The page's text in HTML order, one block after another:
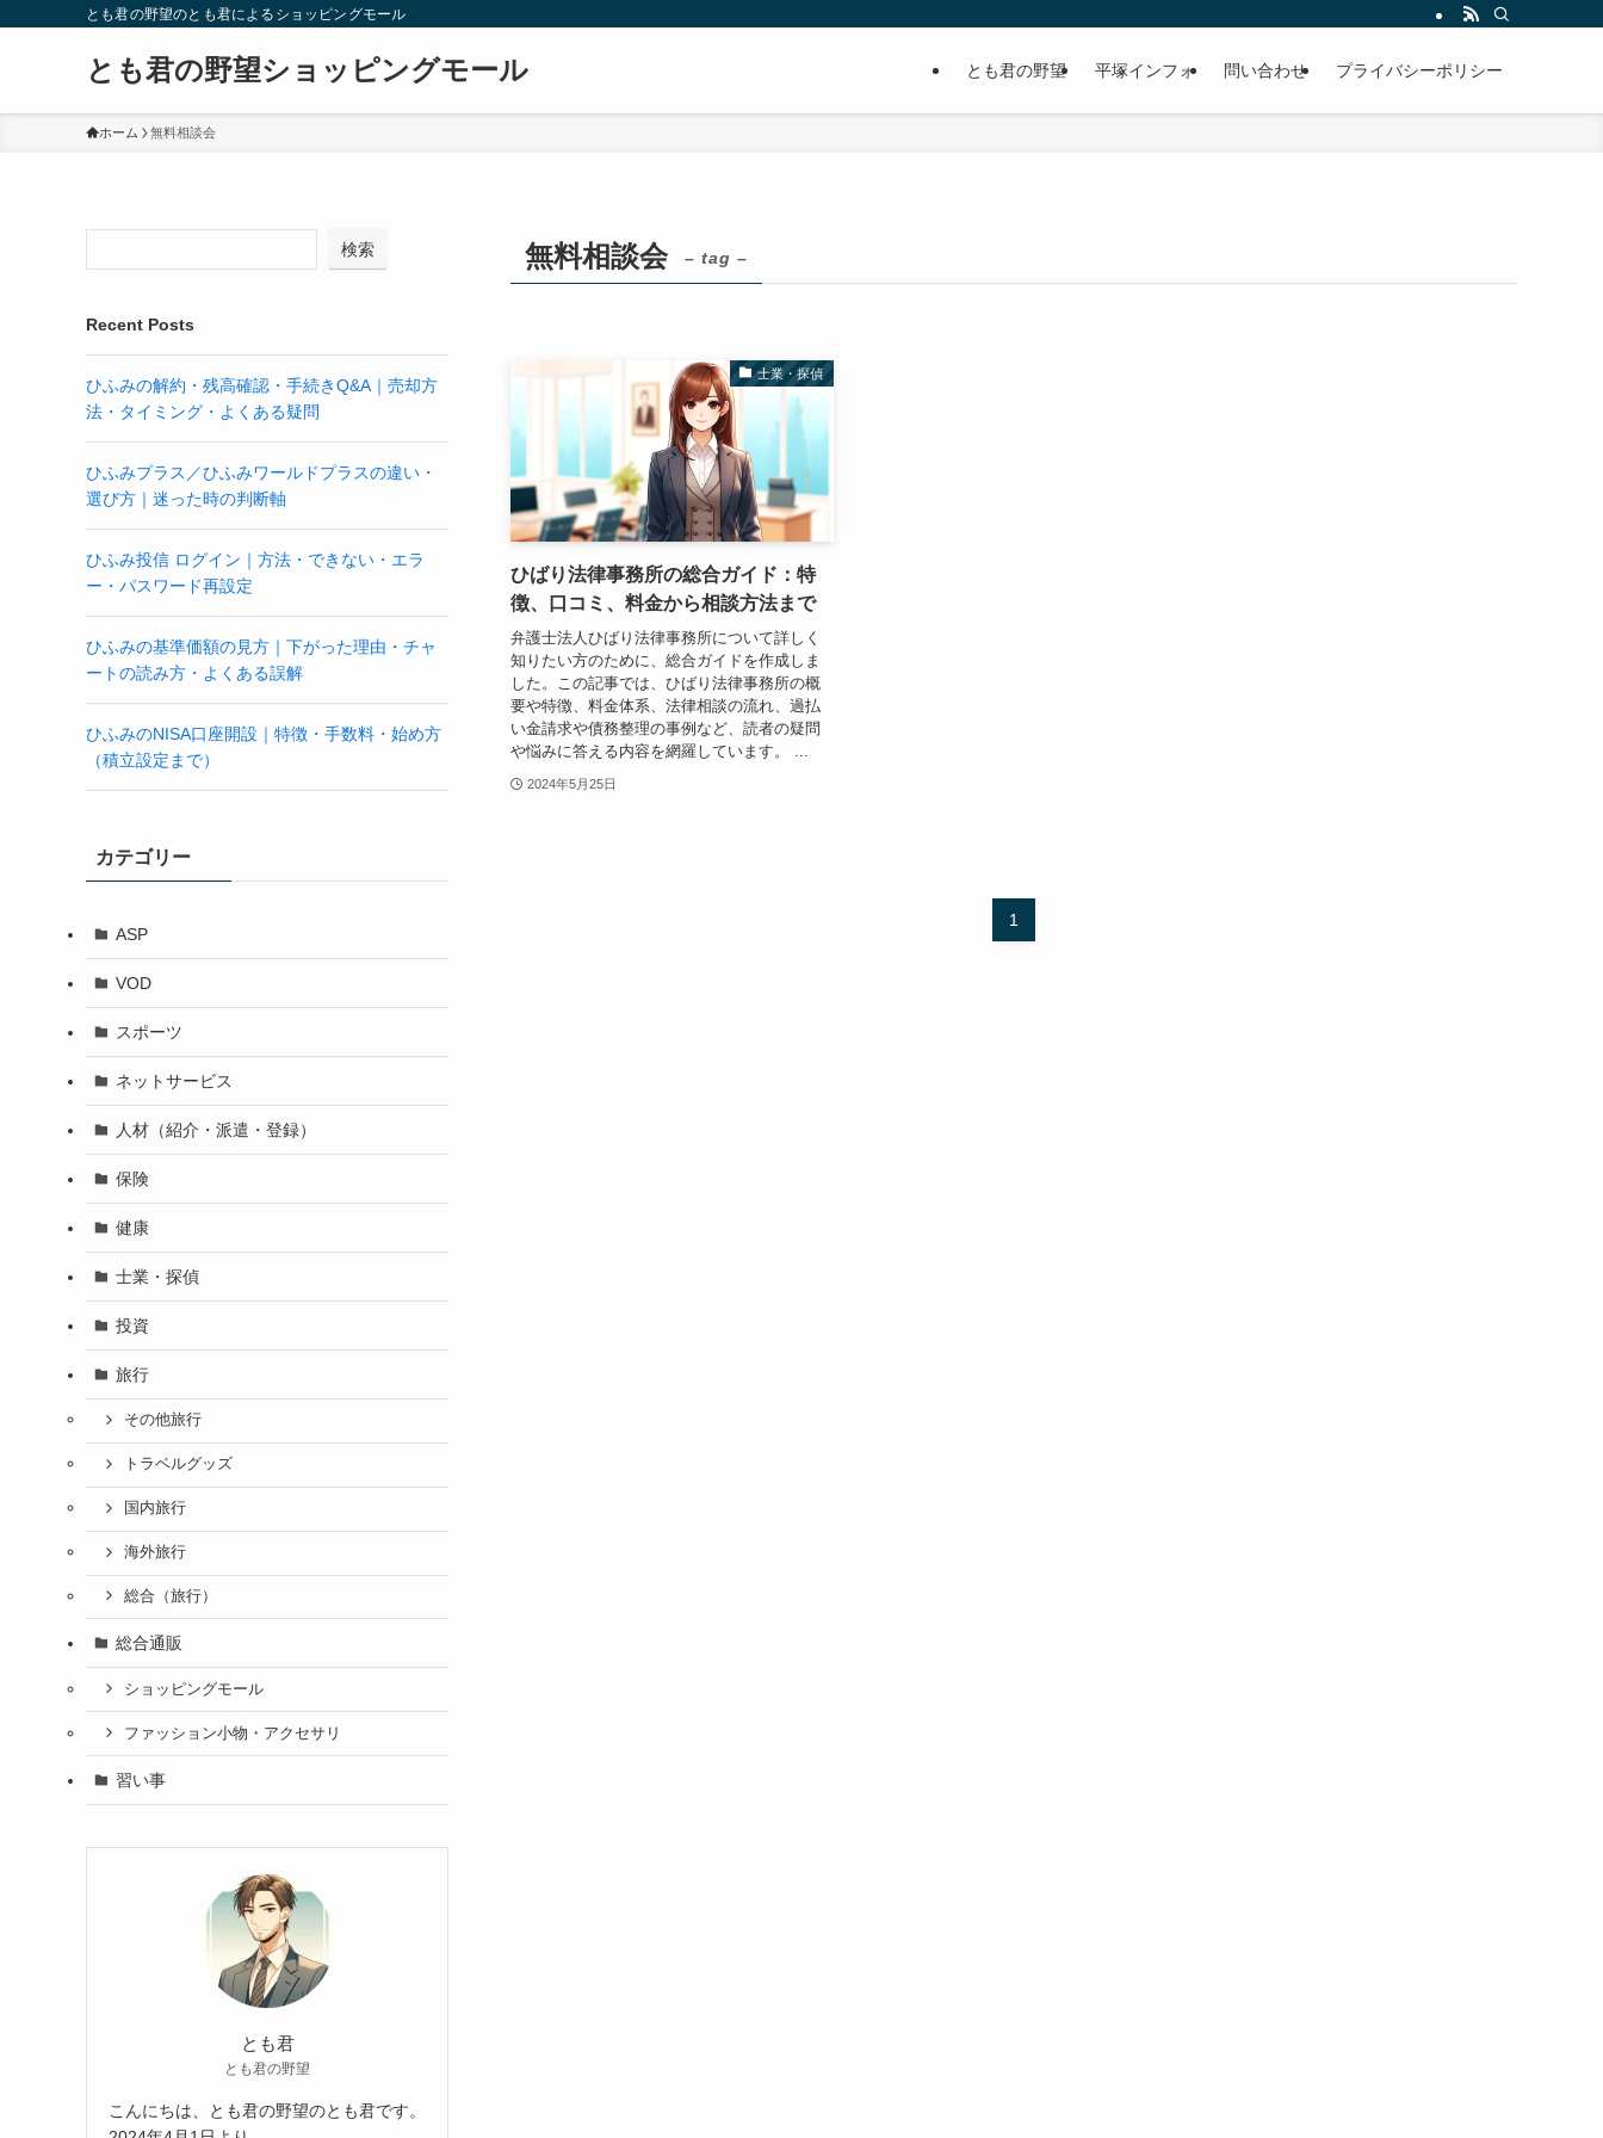
とも君の野望のとも君によるショッピングモール
とも君の野望ショッピングモール とも君の野望 平塚インフォ 問い合わせ プライバシーポリシー
ホーム 無料相談会
無料相談会 – tag –
士業・探偵
ひばり法律事務所の総合ガイド：特
徴、口コミ、料金から相談方法まで
弁護士法人ひばり法律事務所について詳しく
知りたい方のために、総合ガイドを作成しま
した。この記事では、ひばり法律事務所の概
要や特徴、料金体系、法律相談の流れ、過払
い金請求や債務整理の事例など、読者の疑問
や悩みに答える内容を網羅しています。 ...
2024年5月25日
1
検索
Recent Posts
ひふみの解約・残高確認・手続きQ&A｜売却方
法・タイミング・よくある疑問
ひふみプラス／ひふみワールドプラスの違い・
選び方｜迷った時の判断軸
ひふみ投信 ログイン｜方法・できない・エラ
ー・パスワード再設定
ひふみの基準価額の見方｜下がった理由・チャ
ートの読み方・よくある誤解
ひふみのNISA口座開設｜特徴・手数料・始め方
（積立設定まで）
カテゴリー
ASP
VOD
スポーツ
ネットサービス
人材（紹介・派遣・登録）
保険
健康
士業・探偵
投資
旅行
その他旅行
トラベルグッズ
国内旅行
海外旅行
総合（旅行）
総合通販
ショッピングモール
ファッション小物・アクセサリ
習い事
とも君
とも君の野望
こんにちは、とも君の野望のとも君です。